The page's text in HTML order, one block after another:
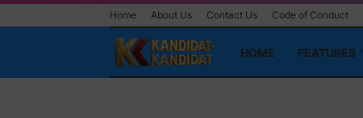
Home About Us Contact Us Code of Conduct
HOME FEATURES